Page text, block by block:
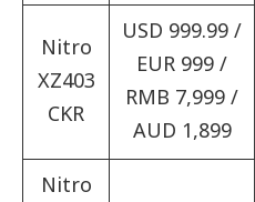
Nitro
XZ403
CKR
USD 999.99 /
EUR 999 /
RMB 7,999 /
AUD 1,899
Nitro